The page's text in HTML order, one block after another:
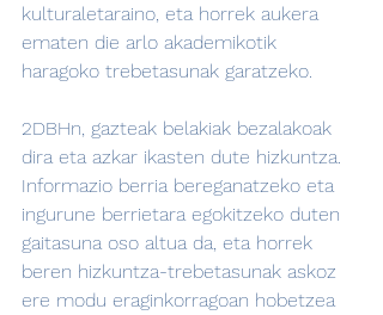
kulturaletaraino, eta horrek aukera
ematen die arlo akademikotik
haragoko trebetasunak garatzeko.
2DBHn, gazteak belakiak bezalakoak
dira eta azkar ikasten dute hizkuntza.
Informazio berria bereganatzeko eta
ingurune berrietara egokitzeko duten
gaitasuna oso altua da, eta horrek
beren hizkuntza-trebetasunak askoz
ere modu eraginkorragoan hobetzea